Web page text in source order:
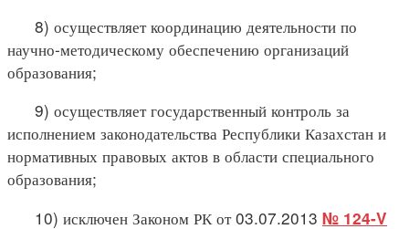
8) осуществляет координацию деятельности по
научно-методическому обеспечению организаций
образования;
9) осуществляет государственный контроль за
исполнением законодательства Республики Казахстан и
нормативных правовых актов в области специального
образования;
10) исключен Законом РК от 03.07.2013 № 124-V